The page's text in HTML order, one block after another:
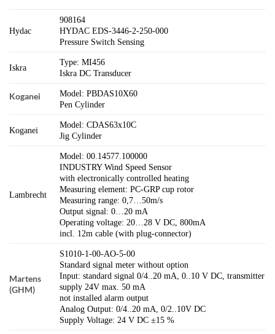
Hydac
908164
HYDAC EDS-3446-2-250-000
Pressure Switch Sensing
Iskra
Type: MI456
Iskra DC Transducer
Koganei
Model: PBDAS10X60
Pen Cylinder
Koganei
Model: CDAS63x10C
Jig Cylinder
Lambrecht
Model: 00.14577.100000
INDUSTRY Wind Speed Sensor
with electronically controlled heating
Measuring element: PC-GRP cup rotor
Measuring range: 0,7…50m/s
Output signal: 0…20 mA
Operating voltage: 20…28 V DC, 800mA
incl. 12m cable (with plug-connector)
Martens
(GHM)
S1010-1-00-AO-5-00
Standard signal meter without option
Input: standard signal 0/4..20 mA, 0..10 V DC, transmitter
supply 24V max. 50 mA
not installed alarm output
Analog Output: 0/4..20 mA, 0/2..10V DC
Supply Voltage: 24 V DC ±15 %